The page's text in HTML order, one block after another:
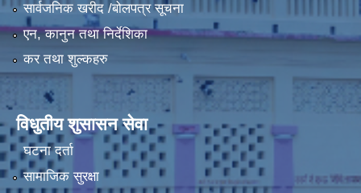
सार्वजनिक खरीद /बोलपत्र सूचना
एन, कानुन तथा निर्देशिका
कर तथा शुल्कहरु
विधुतीय शुसासन सेवा
घटना दर्ता
सामाजिक सुरक्षा